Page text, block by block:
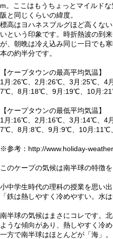
m。ここはもうちょっとマイルド
阪と同じくらいの緯度。
標高はヨハネスブルグほど高くな
いという印象です。時折熱波の到
が、朝晩は冷え込み同じ一日でも
本の約半分です。
【ケープタウンの最高平均気温】
1月:26℃、2月:26℃、3月:25℃、4
7℃、8月:18℃、9月:19℃、10月
【ケープタウンの最低平均気温】
1月:16℃、2月:16℃、3月:14℃、4
7℃、8月:8℃、9月:9℃、10月:11℃
※参考：http://www.holiday-
このケープの気候は南半球の特徴を
小中学生時代の理科の授業を思い出
「鉄は熱しやすく冷めやすい。水
南半球の気候はまさにコレです。
ような傾向があり、熱しやすく冷め
一方で南半球はほとんどが「海」